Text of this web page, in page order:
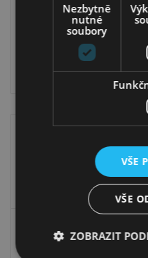
Konferenční stolek
Velvet 41
7 799,00Kč 6 599,00Kč
Komoda Velvet 44
Nezbytně
nutné
soubory
VŠE
VŠE
ZOBRAZIT